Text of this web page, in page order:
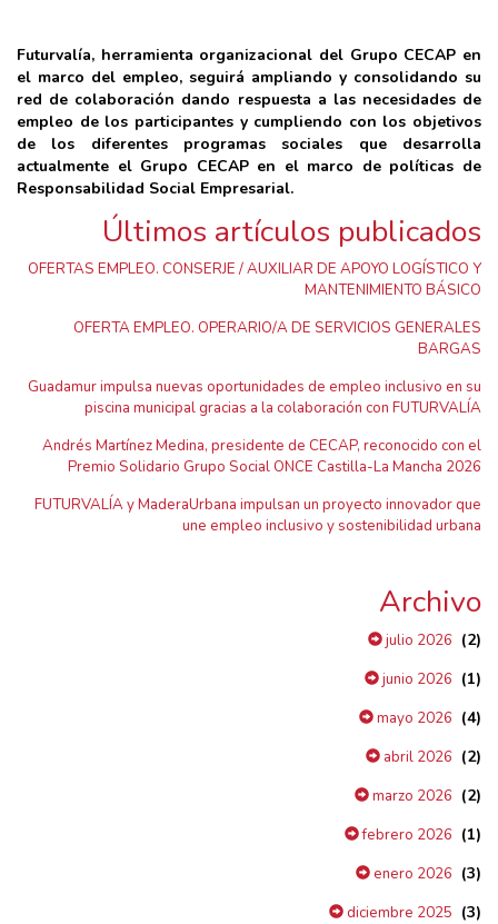
Futurvalía, herramienta organizacional del Grupo CECAP en
el marco del empleo, seguirá ampliando y consolidando su
red de colaboración dando respuesta a las necesidades de
empleo de los participantes y cumpliendo con los objetivos
de los diferentes programas sociales que desarrolla
actualmente el Grupo CECAP en el marco de políticas de
Responsabilidad Social Empresarial.
Últimos artículos publicados
OFERTAS EMPLEO. CONSERJE / AUXILIAR DE APOYO LOGÍSTICO Y
MANTENIMIENTO BÁSICO
OFERTA EMPLEO. OPERARIO/A DE SERVICIOS GENERALES
BARGAS
Guadamur impulsa nuevas oportunidades de empleo inclusivo en su
piscina municipal gracias a la colaboración con FUTURVALÍA
Andrés Martínez Medina, presidente de CECAP, reconocido con el
Premio Solidario Grupo Social ONCE Castilla-La Mancha 2026
FUTURVALÍA y MaderaUrbana impulsan un proyecto innovador que
une empleo inclusivo y sostenibilidad urbana
Archivo
julio 2026 (2)
junio 2026 (1)
mayo 2026 (4)
abril 2026 (2)
marzo 2026 (2)
febrero 2026 (1)
enero 2026 (3)
diciembre 2025 (3)